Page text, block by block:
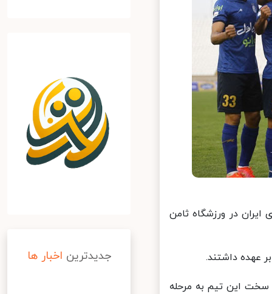
در ورزشگاه ثامن
داشتند.
این تیم به مرحله
جدیدترین اخبار ها